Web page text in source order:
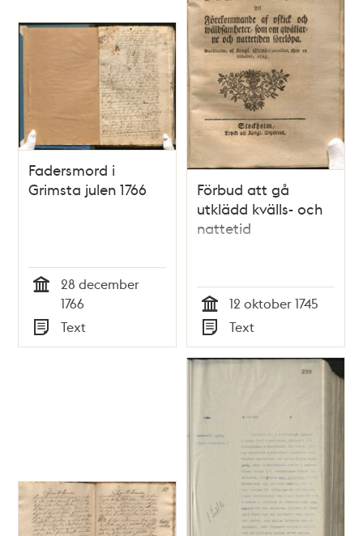
Fadersmord i
Grimsta julen 1766
28 december
1766
Typ
Text
Förbud att gå
utklädd kvälls- och
nattetid
Tid
12 oktober 1745
Typ
Text